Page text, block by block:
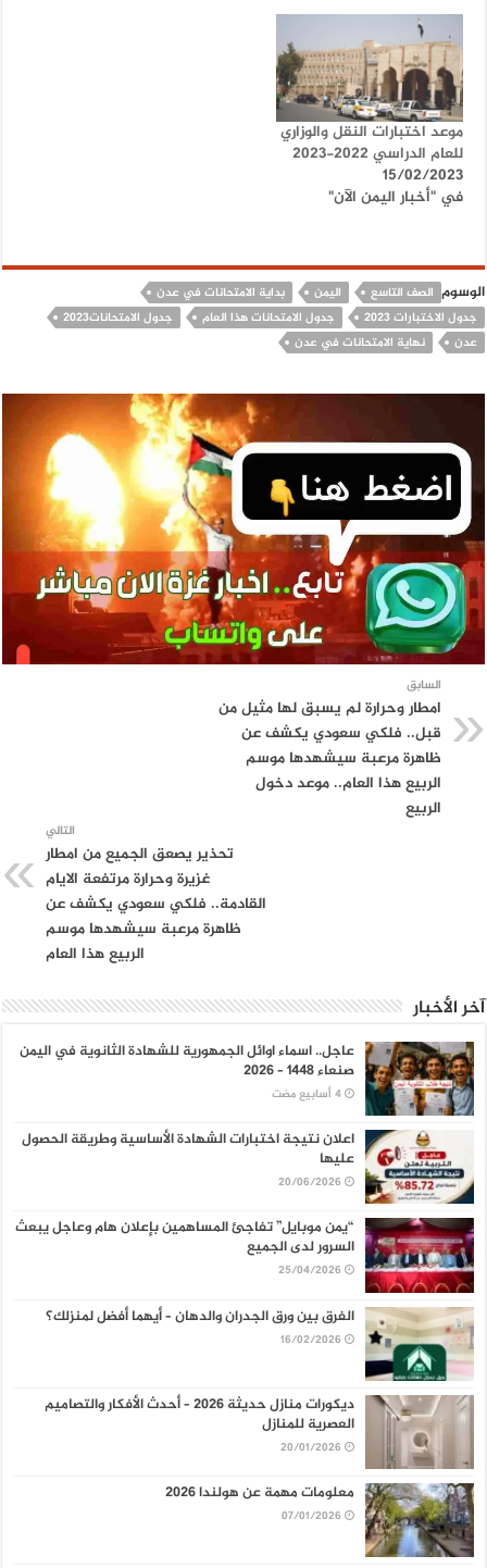
موعد اختبارات النقل والوزاري
للعام الدراسي 2022-2023
15/02/2023
في "أخبار اليمن الآن"
الوسوم الصف التاسع اليمن
بداية الامتحانات في عدن
جدول الاختبارات 2023
جدول الامتحانات هذا العام
جدول الامتحانات٢٠٢٣
عدن
نهاية الامتحانات في عدن
السابق
امطار وحرارة لم يسبق لها مثيل من
قبل.. فلكي سعودي يكشف عن
ظاهرة مرعبة سيشهدها موسم
الربيع هذا العام.. موعد دخول
الربيع
التالي
تحذير يصعق الجميع من امطار
غزيرة وحرارة مرتفعة الايام
القادمة.. فلكي سعودي يكشف عن
ظاهرة مرعبة سيشهدها موسم
الربيع هذا العام
آخر الأخبار
عاجل.. اسماء اوائل الجمهورية للشهادة الثانوية في اليمن
صنعاء 1448 – 2026
اعلان نتيجة اختبارات الشهادة الأساسية وطريقة الحصول
عليها
20/06/2026
“يمن موبايل” تفاجئ المساهمين بإعلان هام وعاجل يبعث
السرور لدى الجميع
25/04/2026
الفرق بين ورق الجدران والدهان – أيهما أفضل لمنزلك؟
16/02/2026
ديكورات منازل حديثة 2026 – أحدث الأفكار والتصاميم
العصرية للمنازل
20/01/2026
معلومات مهمة عن هولندا 2026
07/01/2026